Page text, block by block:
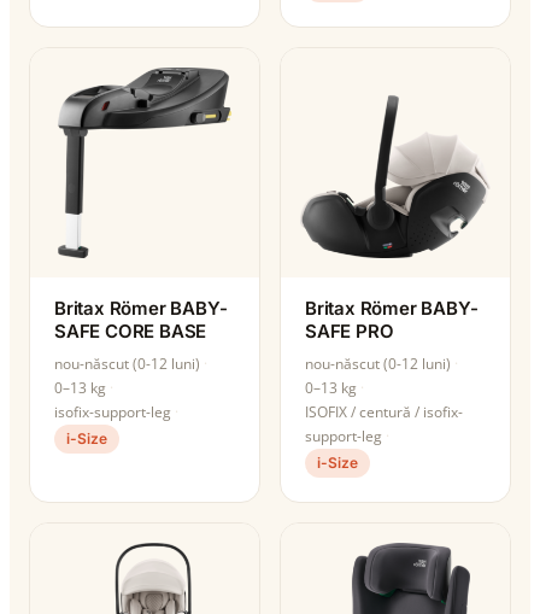
Britax Römer BABY-
SAFE CORE BASE
nou-născut (0-12 luni)
0–13 kg
isofix-support-leg
i-Size
Britax Römer BABY-
SAFE PRO
nou-născut (0-12 luni)
0–13 kg
ISOFIX / centură / isofix-
support-leg
i-Size